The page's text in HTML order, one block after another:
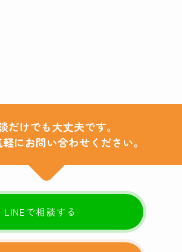
だけでも大丈夫です。
にお問い合わせください。
LINEで相談する